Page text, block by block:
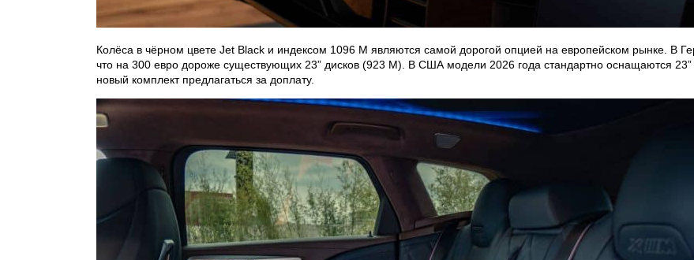
Колёса в чёрном цвете Jet Black и индексом 1096 M являются самой дорогой опцией на европейском рынке. В
что на 300 евро дороже существующих 23” дисков (923 M). В США модели 2026 года стандартно оснащаются 23”
новый комплект предлагаться за доплату.